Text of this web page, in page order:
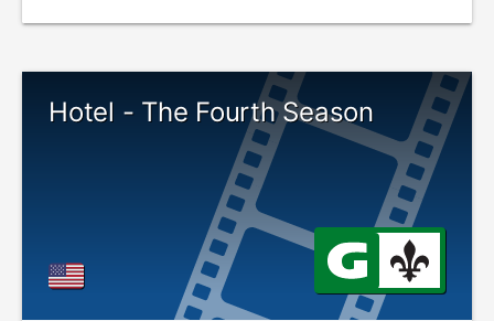
Hotel - The Fourth Season